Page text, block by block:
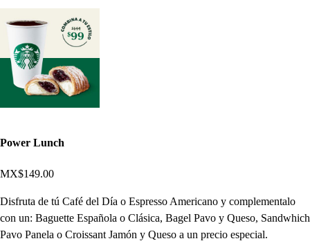
Power Lunch
MX$149.00
Disfruta de tú Café del Día o Espresso Americano y complementalo
con un: Baguette Española o Clásica, Bagel Pavo y Queso, Sandwhich
Pavo Panela o Croissant Jamón y Queso a un precio especial.